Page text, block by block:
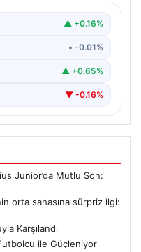
orta saha
▲ +0.16%
• -0.01%
▲ +0.65%
▼ -0.16%
Junior’da Mutlu Son:
orta sahasına sürpriz ilgi:
Karşılandı
ile Güçleniyor